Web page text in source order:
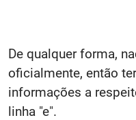
De qualquer forma,
oficialmente, então
informações a
linha "e".